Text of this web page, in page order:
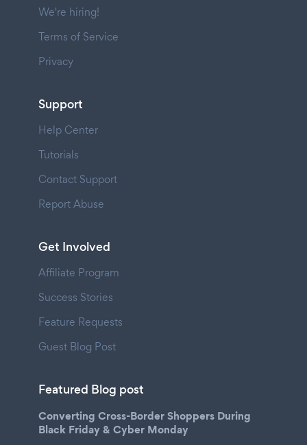
We're hiring!
Terms of Service
Privacy
Support
Help Center
Tutorials
Contact Support
Report Abuse
Get Involved
Affiliate Program
Success Stories
Feature Requests
Guest Blog Post
Featured Blog post
Converting Cross-Border Shoppers During
Black Friday & Cyber Monday